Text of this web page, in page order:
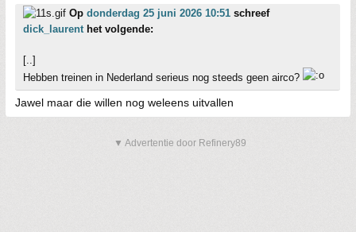
Op donderdag 25 juni 2026 10:51 schreef
dick_laurenthet volgende:
[..]
Hebben treinen in Nederland serieus nog steeds geen airco?
Jawel maar die willen nog weleens uitvallen
▼ Advertentie door Refinery89